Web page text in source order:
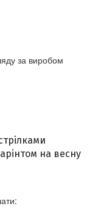
за виробом
на весну